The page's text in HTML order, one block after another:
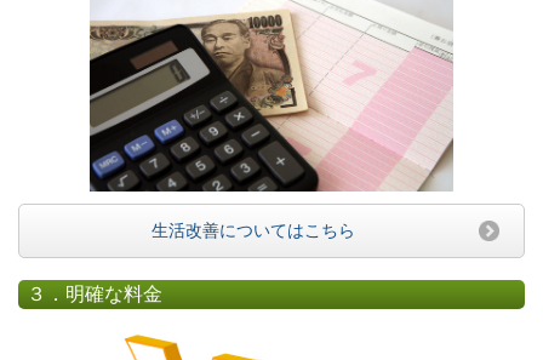
生活改善についてはこちら
３．明確な料金